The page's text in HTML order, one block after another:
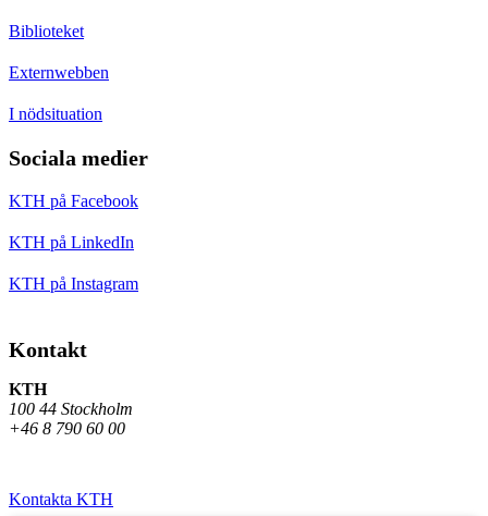
Biblioteket
Externwebben
I nödsituation
Sociala medier
KTH på Facebook
KTH på LinkedIn
KTH på Instagram
Kontakt
KTH
100 44 Stockholm
+46 8 790 60 00
Kontakta KTH